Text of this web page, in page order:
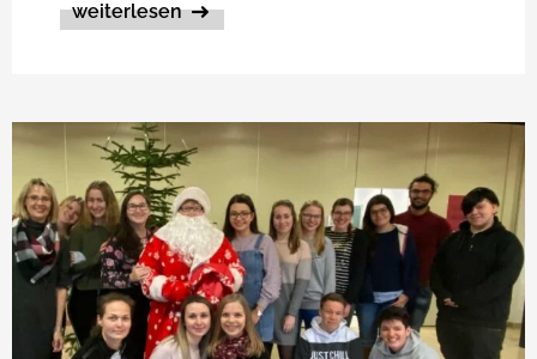
weiterlesen